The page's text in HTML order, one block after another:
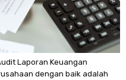
Laporan Keuangan
dengan baik adalah